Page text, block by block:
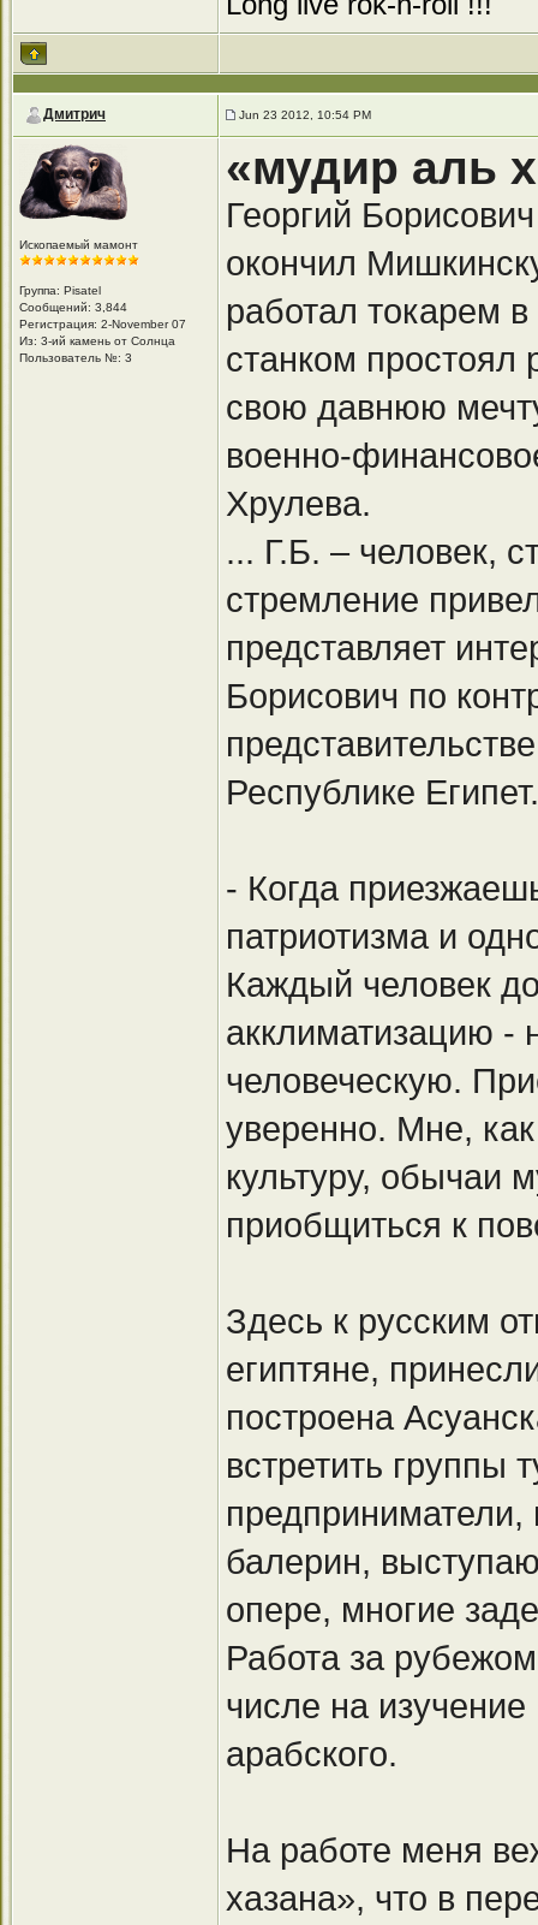
Дмитрич Jun 23 2012, 10:54 PM
Ископаемый мамонт
Группа: Pisatel
Сообщений: 3,844
Регистрация: 2-November 07
Из: 3-ий камень от Солнца
Пользователь №: 3
«мудир аль
Георгий
окончил
работал токарем
станком простоял
свою давнюю
военно-
Хрулева.
... Г.Б. – человек,
стремление
представляет
Борисович по
Республике Египет.
- Когда
патриотизма и
Каждый человек
акклиматизацию -
человеческую.
уверенно. Мне,
культуру, обычаи
приобщиться к
Здесь к русским
египтяне,
построена
встретить группы
предприниматели,
балерин,
опере, многие
Работа за
числе на
арабского.
На работе меня
хазана», что в